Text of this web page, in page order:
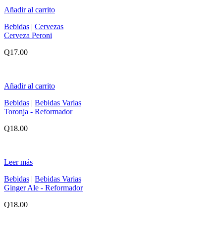
Añadir al carrito
Bebidas | Cervezas
Cerveza Peroni
Q17.00
Añadir al carrito
Bebidas | Bebidas Varias
Toronja - Reformador
Q18.00
Leer más
Bebidas | Bebidas Varias
Ginger Ale - Reformador
Q18.00